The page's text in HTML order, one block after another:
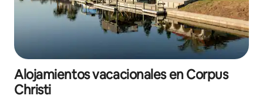
Alojamientos vacacionales en Corpus
Christi